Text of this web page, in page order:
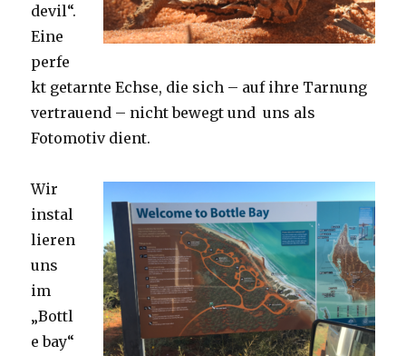
devil“.
Eine
perfe
kt getarnte Echse, die sich – auf ihre Tarnung
vertrauend – nicht bewegt und uns als
Fotomotiv dient.
Wir
instal
lieren
uns
im
„Bottl
e bay“